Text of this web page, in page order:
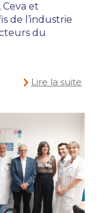
#ONECEVA
Ceva et
de l’industrie
du
Lire la suite